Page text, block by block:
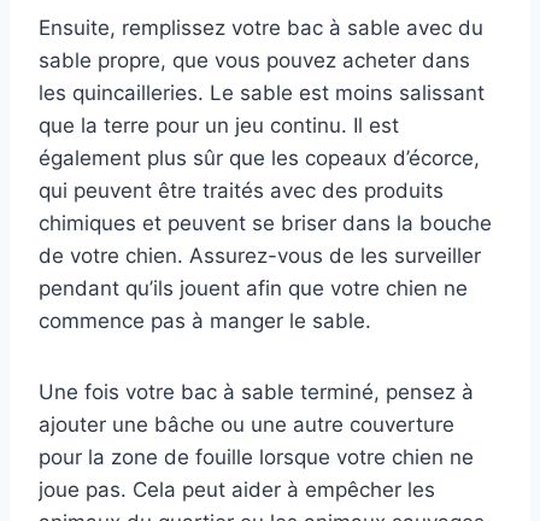
Ensuite, remplissez votre bac à sable avec du
sable propre, que vous pouvez acheter dans
les quincailleries. Le sable est moins salissant
que la terre pour un jeu continu. Il est
également plus sûr que les copeaux d’écorce,
qui peuvent être traités avec des produits
chimiques et peuvent se briser dans la bouche
de votre chien. Assurez-vous de les surveiller
pendant qu’ils jouent afin que votre chien ne
commence pas à manger le sable.
Une fois votre bac à sable terminé, pensez à
ajouter une bâche ou une autre couverture
pour la zone de fouille lorsque votre chien ne
joue pas. Cela peut aider à empêcher les